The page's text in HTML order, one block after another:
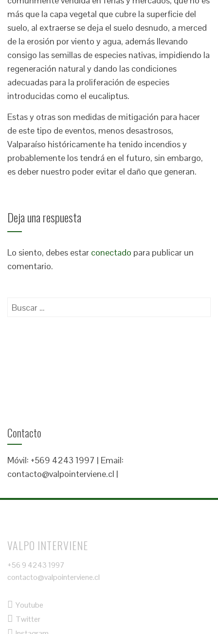
más que la capa vegetal que cubre la superficie del
suelo, al extraerse se deja el suelo desnudo, a merced
de la erosión por viento y agua, además llevando
consigo las semillas de especies nativas, impidiendo la
regeneración natural y dando las condiciones
adecuadas para la proliferación de especies
introducidas como el eucaliptus.
Estas y otras son medidas de mitigación para hacer
de este tipo de eventos, menos desastrosos,
Valparaíso históricamente ha tenido incendios y
probablemente los tendrá en el futuro, sin embargo,
es deber nuestro poder evitar el daño que generan.
Deja una respuesta
Lo siento, debes estar conectado para publicar un
comentario.
Buscar:
Contacto
Móvil: +569 4243 1997 | Email:
contacto@valpointerviene.cl |
VALPO INTERVIENE
+56 9 4243 1997
contacto@valpointerviene.cl
Youtube
Twitter